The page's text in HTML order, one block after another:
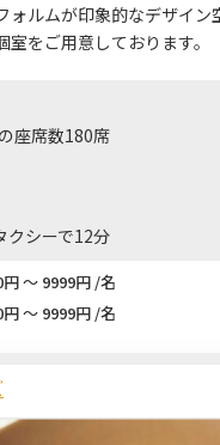
ォルムが印象的なデザイン
をご用意しております。
座席数180席
クシーで12分
円 ～ 9999円 /名
円 ～ 9999円 /名